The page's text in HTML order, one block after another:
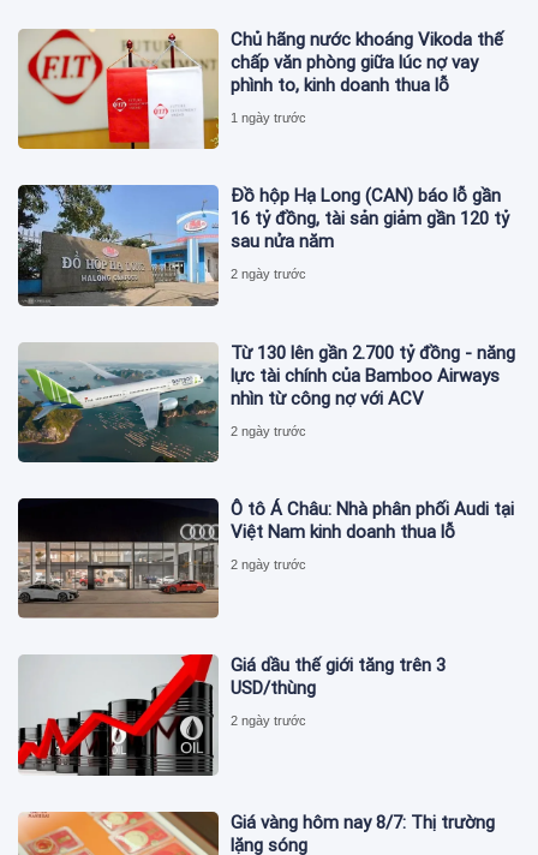
Chủ hãng nước khoáng Vikoda thế
chấp văn phòng giữa lúc nợ vay
phình to, kinh doanh thua lỗ
1 ngày trước
Đồ hộp Hạ Long (CAN) báo lỗ gần
16 tỷ đồng, tài sản giảm gần 120 tỷ
sau nửa năm
2 ngày trước
Từ 130 lên gần 2.700 tỷ đồng - năng
lực tài chính của Bamboo Airways
nhìn từ công nợ với ACV
2 ngày trước
Ô tô Á Châu: Nhà phân phối Audi tại
Việt Nam kinh doanh thua lỗ
2 ngày trước
Giá dầu thế giới tăng trên 3
USD/thùng
2 ngày trước
Giá vàng hôm nay 8/7: Thị trường
lặng sóng